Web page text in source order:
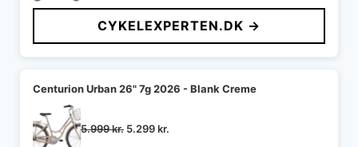
CYKELEXPERTEN.DK →
Centurion Urban 26" 7g 2026 - Blank Creme
5.999kr. Den
5.299kr.